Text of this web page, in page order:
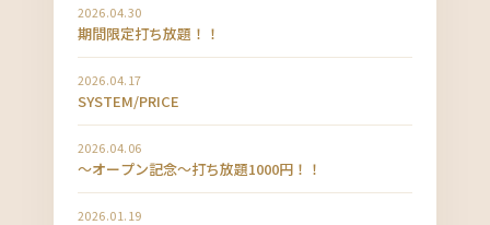
2026.04.30
期間限定打ち放題！！
2026.04.17
SYSTEM/PRICE
2026.04.06
〜オープン記念〜打ち放題1000円！！
2026.01.19